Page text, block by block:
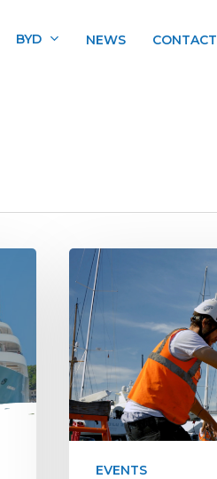
BYD NEWS CONTACT
EVENTS